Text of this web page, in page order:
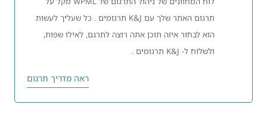
תרגום האתר שלך עם K&J תרגומים . כל שעליך לעשות
הוא לבחור איזה תוכן אתה רוצה לתרגם, לאילו שפות,
ולשלוח ל- K&J תרגומים .
ראה מדריך תרגום